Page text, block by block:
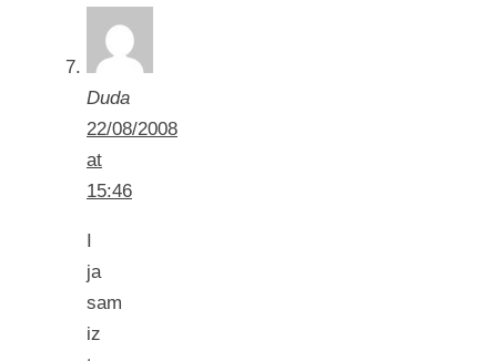
Duda
22/08/2008
at
15:46
I
ja
sam
iz